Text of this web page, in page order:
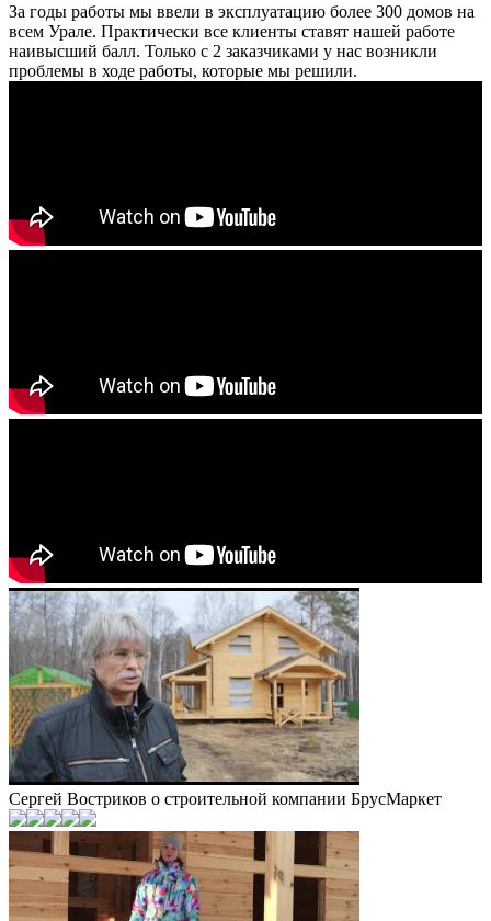
За годы работы мы ввели в эксплуатацию более 300 домов на
всем Урале. Практически все клиенты ставят нашей работе
наивысший балл. Только с 2 заказчиками у нас возникли
проблемы в ходе работы, которые мы решили.
Сергей Востриков о строительной компании БрусМаркет